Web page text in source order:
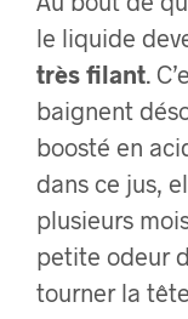
le liquide
très filant.
baignent
boosté en
dans ce jus,
plusieurs
petite odeur
tourner la